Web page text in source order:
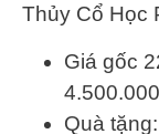
Thủy Cổ Học
Giá gốc
Quà